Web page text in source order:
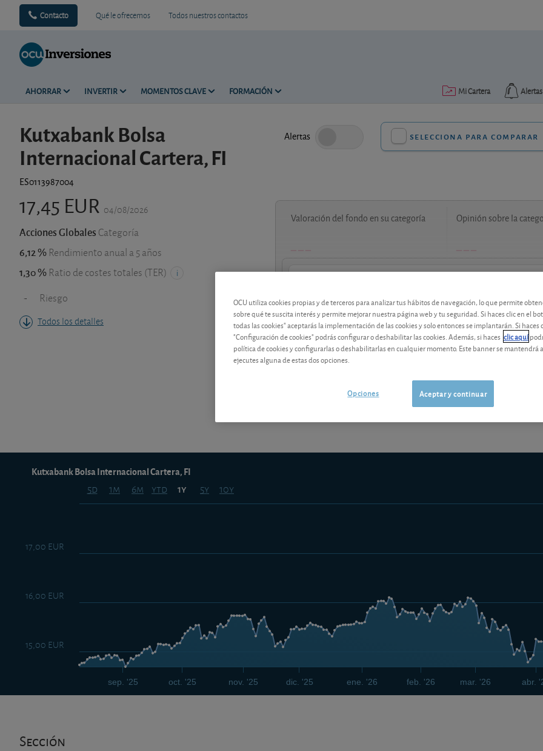
Contacto Qué le ofrecemos Todos nuestros contactos
AHORRAR INVERTIR MOMENTOS CLAVE FORMACIÓN Alertas
Mi Cartera
Kutxabank Bolsa
Internacional Cartera, FI
ES0113987004
Alertas selecciona para comparar
17,45 EUR 04/08/2026
Acciones Globales Categoría
6,12 % Rendimiento anual a 5 años
1,30 % Ratio de costes totales (TER)
- Riesgo
Todos los detalles
Valoración del fondo en su categoría Opinión sobre la
Los análisis y consejos de nuestros expertos están reservados a
Los análisis y consejos de nuestros
5d 1m 6m ytd 1y 5y 10y
sep. '25 oct. '25 nov. '25 dic. '25 ene. '26 feb. '26 mar. '26 abr.
Kutxabank Bolsa Internacional Cartera, FI
15,00 EUR
16,00 EUR
17,00 EUR
Sección
OCU utiliza cookies propias y de terceros para analizar tus hábitos de navegación, lo que permite
sobre qué te suscita interés y permite mejorar nuestra página web y tu seguridad. Si haces clic en el
todas las cookies" aceptarás la implementación de las cookies y solo entonces se implantarán. Si haces
"Configuración de cookies" podrás configurar o deshabilitar las cookies. Además, si haces clic aquí
política de cookies y configurarlas o deshabilitarlas en cualquier momento. Este banner se mantendrá
ejecutes alguna de estas dos opciones.
Aceptar y continuar
Opciones